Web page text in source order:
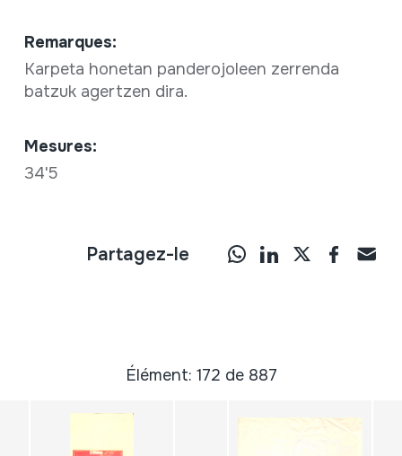
Remarques:
Karpeta honetan panderojoleen zerrenda
batzuk agertzen dira.
Mesures:
34'5
Partagez-le
Élément: 172 de 887